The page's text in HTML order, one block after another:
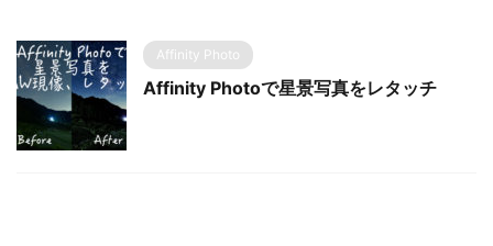
Affinity Photo
Affinity Photoで星景写真をレタッチ